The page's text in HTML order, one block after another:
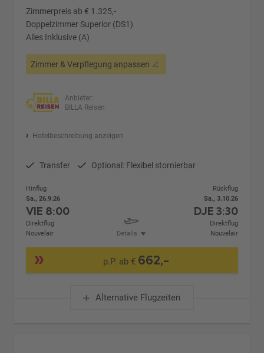
Zimmerpreis ab € 1.325,-
Doppelzimmer Superior (DS1)
Alles Inklusive (A)
Zimmer & Verpflegung anpassen
Anbieter:
BILLA Reisen
Hotelbeschreibung anzeigen
Transfer Optional: Flexibel stornierbar
Hinflug
Sa., 26.9.26
VIE 8:00
Direktflug
Nouvelair
Details
Rückflug
Sa., 3.10.26
DJE 3:30
Direktflug
Nouvelair
p.P. ab € 662,-
Alternative Flugzeiten